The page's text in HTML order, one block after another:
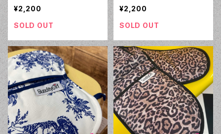
¥2,200
SOLD OUT
¥2,200
SOLD OUT